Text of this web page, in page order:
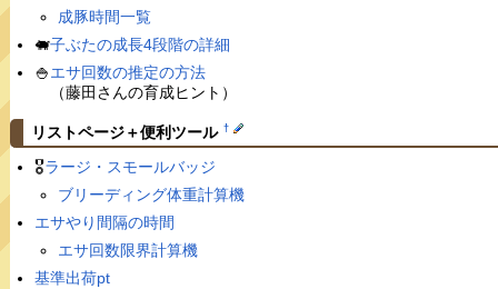
成豚時間一覧
🐖子ぶたの成長4段階の詳細
🍚エサ回数の推定の方法
（藤田さんの育成ヒント）
リストページ＋便利ツール †
🎖ラージ・スモールバッジ
ブリーディング体重計算機
エサやり間隔の時間
エサ回数限界計算機
基準出荷pt